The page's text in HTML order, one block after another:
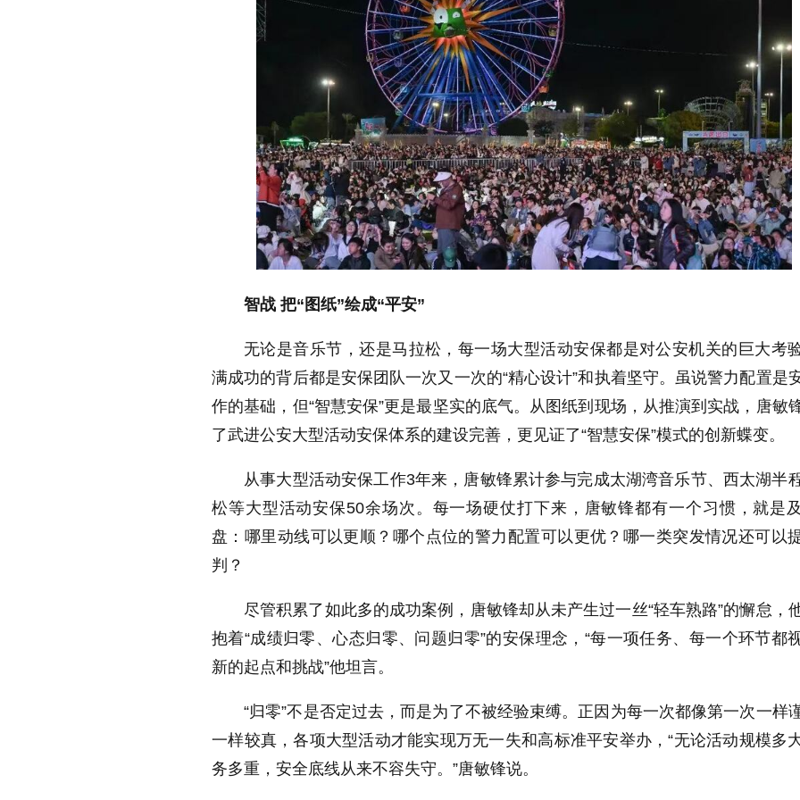
智战 把“图纸”绘成“平安”
无论是音乐节，还是马拉松，每一场大型活动安保都是对公安机关的巨大考
满成功的背后都是安保团队一次又一次的“精心设计”和执着坚守。虽说警力配置是
作的基础，但“智慧安保”更是最坚实的底气。从图纸到现场，从推演到实战，唐敏
了武进公安大型活动安保体系的建设完善，更见证了“智慧安保”模式的创新蝶变。
从事大型活动安保工作3年来，唐敏锋累计参与完成太湖湾音乐节、西太湖半
松等大型活动安保50余场次。每一场硬仗打下来，唐敏锋都有一个习惯，就是
盘：哪里动线可以更顺？哪个点位的警力配置可以更优？哪一类突发情况还可以
判？
尽管积累了如此多的成功案例，唐敏锋却从未产生过一丝“轻车熟路”的懈怠，
抱着“成绩归零、心态归零、问题归零”的安保理念，“每一项任务、每一个环节都
新的起点和挑战”他坦言。
“归零”不是否定过去，而是为了不被经验束缚。正因为每一次都像第一次一样谨
一样较真，各项大型活动才能实现万无一失和高标准平安举办，“无论活动规模多
务多重，安全底线从来不容失守。”唐敏锋说。